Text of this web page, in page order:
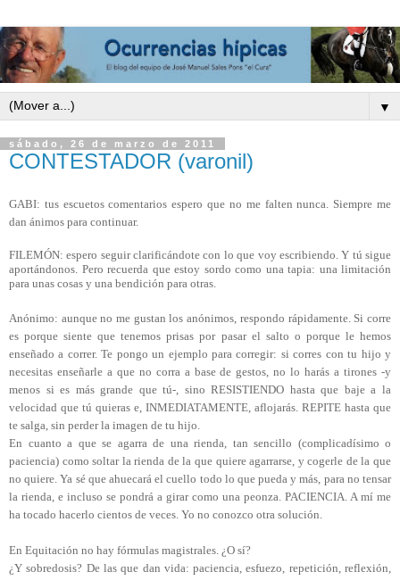
▼
sábado, 26 de marzo de 2011
CONTESTADOR (varonil)
GABI: tus escuetos comentarios espero que no me falten nunca. Siempre me
dan ánimos para continuar.
FILEMÓN: espero seguir clarificándote con lo que voy escribiendo. Y tú sigue
aportándonos. Pero recuerda que estoy sordo como una tapia: una limitación
para unas cosas y una bendición para otras.
Anónimo: aunque no me gustan los anónimos, respondo rápidamente. Si corre
es porque siente que tenemos prisas por pasar el salto o porque le hemos
enseñado a correr. Te pongo un ejemplo para corregir: si corres con tu hijo y
necesitas enseñarle a que no corra a base de gestos, no lo harás a tirones -y
menos si es más grande que tú-, sino RESISTIENDO hasta que baje a la
velocidad que tú quieras e, INMEDIATAMENTE, aflojarás. REPITE hasta que
te salga, sin perder la imagen de tu hijo.
En cuanto a que se agarra de una rienda, tan sencillo (complicadísimo o
paciencia) como soltar la rienda de la que quiere agarrarse, y cogerle de la que
no quiere. Ya sé que ahuecará el cuello todo lo que pueda y más, para no tensar
la rienda, e incluso se pondrá a girar como una peonza. PACIENCIA. A mí me
ha tocado hacerlo cientos de veces. Yo no conozco otra solución.
En Equitación no hay fórmulas magistrales. ¿O sí?
¿Y sobredosis? De las que dan vida: paciencia, esfuezo, repetición, reflexión,